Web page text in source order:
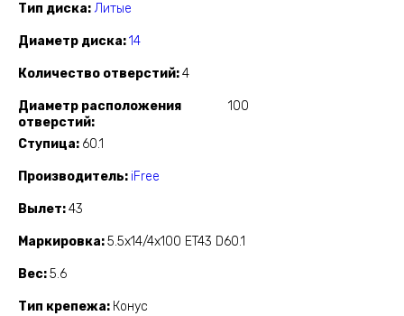
Тип диска Литые
Диаметр диска 14
Количество отверстий 4
Диаметр расположения
отверстий
100
Ступица 60.1
Производитель iFree
Вылет 43
Маркировка 5.5x14/4x100 ET43 D60.1
Вес 5.6
Тип крепежа Конус